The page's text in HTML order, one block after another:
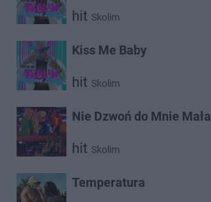
hit Skolim
Kiss Me Baby
hit Skolim
Nie Dzwoń do Mnie Mała
hit Skolim
Temperatura